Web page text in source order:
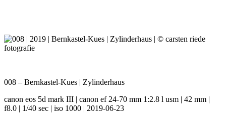
008 – Bernkastel-Kues | Zylinderhaus
canon eos 5d mark III | canon ef 24-70 mm 1:2.8 l usm | 42 mm |
f8.0 | 1/40 sec | iso 1000 | 2019-06-23